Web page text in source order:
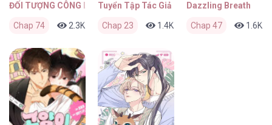
ĐỐI TƯỢNG CÔNG LƯỢC! THIẾT LẬP TÍNH CÁCH CỦA ANH BỊ
Chap 74 2.3K 0 3 tuần trước
Tuyển Tập Tác Giả DDugyu
Chap 23 1.4K 0 3 tuần trước
Dazzling Breath
Chap 47 1.6K